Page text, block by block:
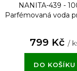
NANITA-439 -
Parfémovaná voda
799 Kč /
DO KOŠÍKU